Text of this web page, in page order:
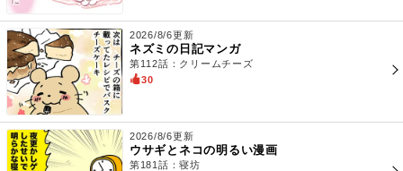
2026/8/6更新
ネズミの日記マンガ
第112話：クリームチーズ
30
2026/8/6更新
ウサギとネコの明るい漫画
第181話：寝坊